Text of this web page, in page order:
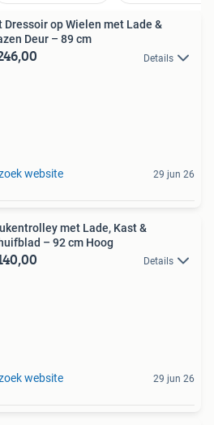
Dressoir op Wielen met Lade &
Deur – 89 cm
Details
website 29 jun 26
met Lade, Kast &
– 92 cm Hoog
Details
website 29 jun 26